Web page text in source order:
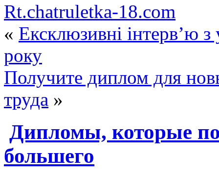
Rt.chatruletka-18.com
« Ексклюзивні інтерв’ю
року
Получите диплом для
труда »
Дипломы, которые
большего